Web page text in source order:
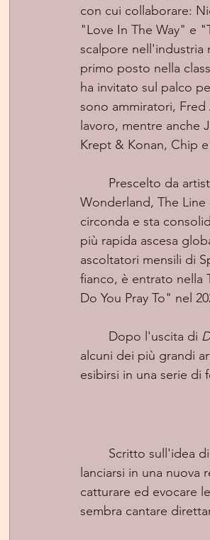
con cui collaborare:
"Love In The Way" e
scalpore nell'industria
primo posto nella
ha invitato sul palco
sono ammiratori, Fred
lavoro, mentre anche
Krept & Konan, Chip
Wonderland, The
circonda e sta
più rapida ascesa
ascoltatori mensili di
fianco, è entrato nella
Do You Pray To" nel
	Dopo l'uscita di
alcuni dei più grandi
esibirsi in una serie di
Scritto sull'idea
lanciarsi in una
catturare ed evocare
sembra cantare